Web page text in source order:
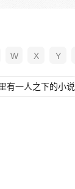
W X Y
有一人之下的小说